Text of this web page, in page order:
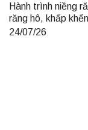
Hành trình niềng
răng hô, khấp
24/07/26